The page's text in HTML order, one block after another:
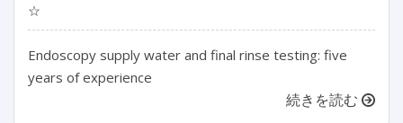
☆
Endoscopy supply water and final rinse testing: five
years of experience
続きを読む